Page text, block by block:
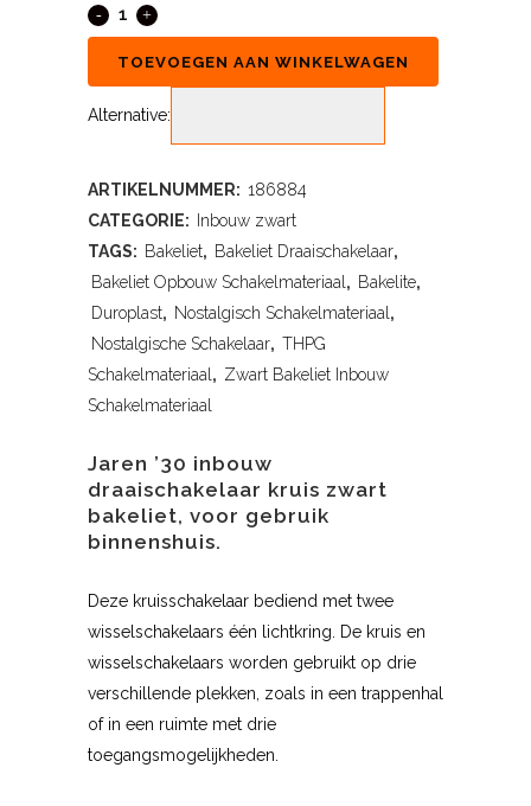
TOEVOEGEN AAN WINKELWAGEN
Alternative:
ARTIKELNUMMER: 186884
CATEGORIE:
Inbouw zwart
TAGS: Bakeliet, Bakeliet Draaischakelaar,
Bakeliet Opbouw Schakelmateriaal, Bakelite,
Duroplast, Nostalgisch Schakelmateriaal,
Nostalgische Schakelaar, THPG
Schakelmateriaal, Zwart Bakeliet Inbouw
Schakelmateriaal
Jaren ’30 inbouw
draaischakelaar kruis zwart
bakeliet, voor gebruik
binnenshuis.
Deze kruisschakelaar bediend met twee
wisselschakelaars één lichtkring. De kruis en
wisselschakelaars worden gebruikt op drie
verschillende plekken, zoals in een trappenhal
of in een ruimte met drie
toegangsmogelijkheden.